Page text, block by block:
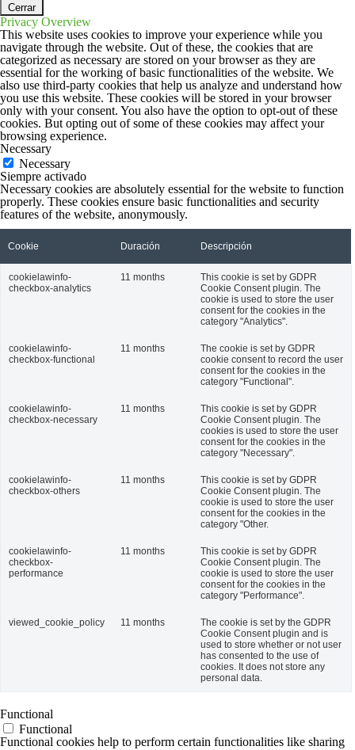
Cerrar
Privacy Overview
This website uses cookies to improve your experience while you
navigate through the website. Out of these, the cookies that are
categorized as necessary are stored on your browser as they are
essential for the working of basic functionalities of the website. We
also use third-party cookies that help us analyze and understand how
you use this website. These cookies will be stored in your browser
only with your consent. You also have the option to opt-out of these
cookies. But opting out of some of these cookies may affect your
browsing experience.
Necessary
Necessary
Siempre activado
Necessary cookies are absolutely essential for the website to function
properly. These cookies ensure basic functionalities and security
features of the website, anonymously.
Cookie Duración Descripción
cookielawinfo-
checkbox-analytics
11 months
This cookie is set by GDPR
Cookie Consent plugin. The
cookie is used to store the user
consent for the cookies in the
category "Analytics".
cookielawinfo-
checkbox-functional
11 months
The cookie is set by GDPR
cookie consent to record the user
consent for the cookies in the
category "Functional".
cookielawinfo-
checkbox-necessary
11 months
This cookie is set by GDPR
Cookie Consent plugin. The
cookies is used to store the user
consent for the cookies in the
category "Necessary".
cookielawinfo-
checkbox-others
11 months
This cookie is set by GDPR
Cookie Consent plugin. The
cookie is used to store the user
consent for the cookies in the
category "Other.
cookielawinfo-
checkbox-
performance
11 months
This cookie is set by GDPR
Cookie Consent plugin. The
cookie is used to store the user
consent for the cookies in the
category "Performance".
viewed_cookie_policy 11 months
The cookie is set by the GDPR
Cookie Consent plugin and is
used to store whether or not user
has consented to the use of
cookies. It does not store any
personal data.
Functional
Functional
Functional cookies help to perform certain functionalities like sharing